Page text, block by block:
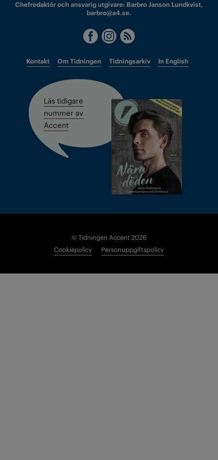
Chefredaktör och ansvarig utgivare: Barbro Janson Lundkvist,
barbro@a4.se.
Kontakt Om Tidningen Tidningsarkiv In English
Läs tidigare
nummer av
Accent
© Tidningen Accent 2026
Cookiepolicy
Personuppgiftspolicy